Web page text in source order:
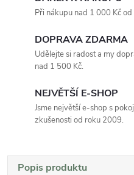
Při nákupu nad 1 000 Kč
DOPRAVA ZDARMA
Udělejte si radost a my
nad 1 500 Kč.
NEJVĚTŠÍ E-SHOP
Jsme největší e-shop s
zkušenosti od roku 2009.
Popis produktu